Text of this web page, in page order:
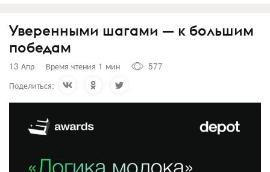
Уверенными шагами — к большим
победам
13 Апр Время чтения 1 мин
577
Поделиться: